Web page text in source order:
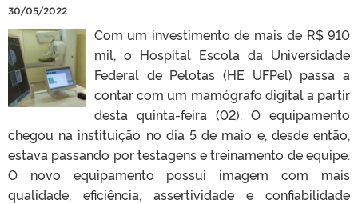
30/05/2022
Com um investimento de mais de R$ 910
mil, o Hospital Escola da Universidade
Federal de Pelotas (HE UFPel) passa a
contar com um mamógrafo digital a partir
desta quinta-feira (02). O equipamento
chegou na instituição no dia 5 de maio e, desde então,
estava passando por testagens e treinamento de equipe.
O novo equipamento possui imagem com mais
qualidade, eficiência, assertividade e confiabilidade